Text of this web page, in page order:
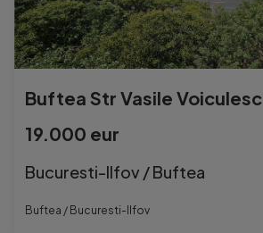
19.000 eur
Bucuresti-Ilfov / Buftea
Buftea / Bucuresti-Ilfov